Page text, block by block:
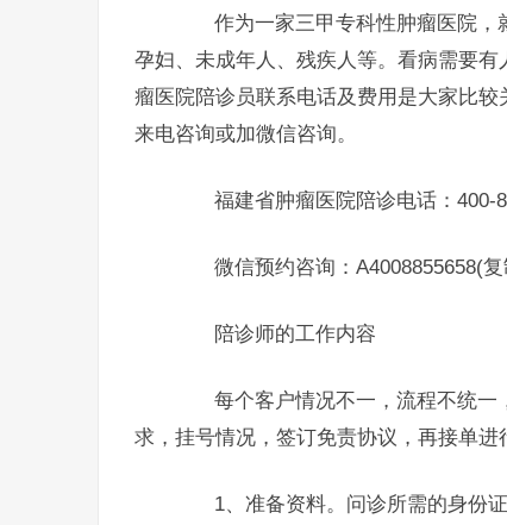
作为一家三甲专科性肿瘤医院，就
孕妇、未成年人、残疾人等。看病需要
瘤医院陪诊员联系电话及费用是大家比
来电咨询或加微信咨询。
福建省肿瘤医院陪诊电话：400-
微信预约咨询：A4008855658(复
陪诊师的工作内容
每个客户情况不一，流程不统一
求，挂号情况，签订免责协议，再接单进
1、准备资料。问诊所需的身份证